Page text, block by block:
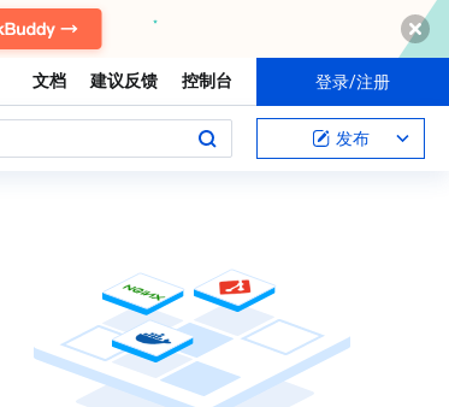
文档 建议反馈 控制台 登录/注册
发布